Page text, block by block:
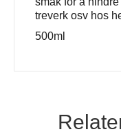
treverk osv hos
500ml